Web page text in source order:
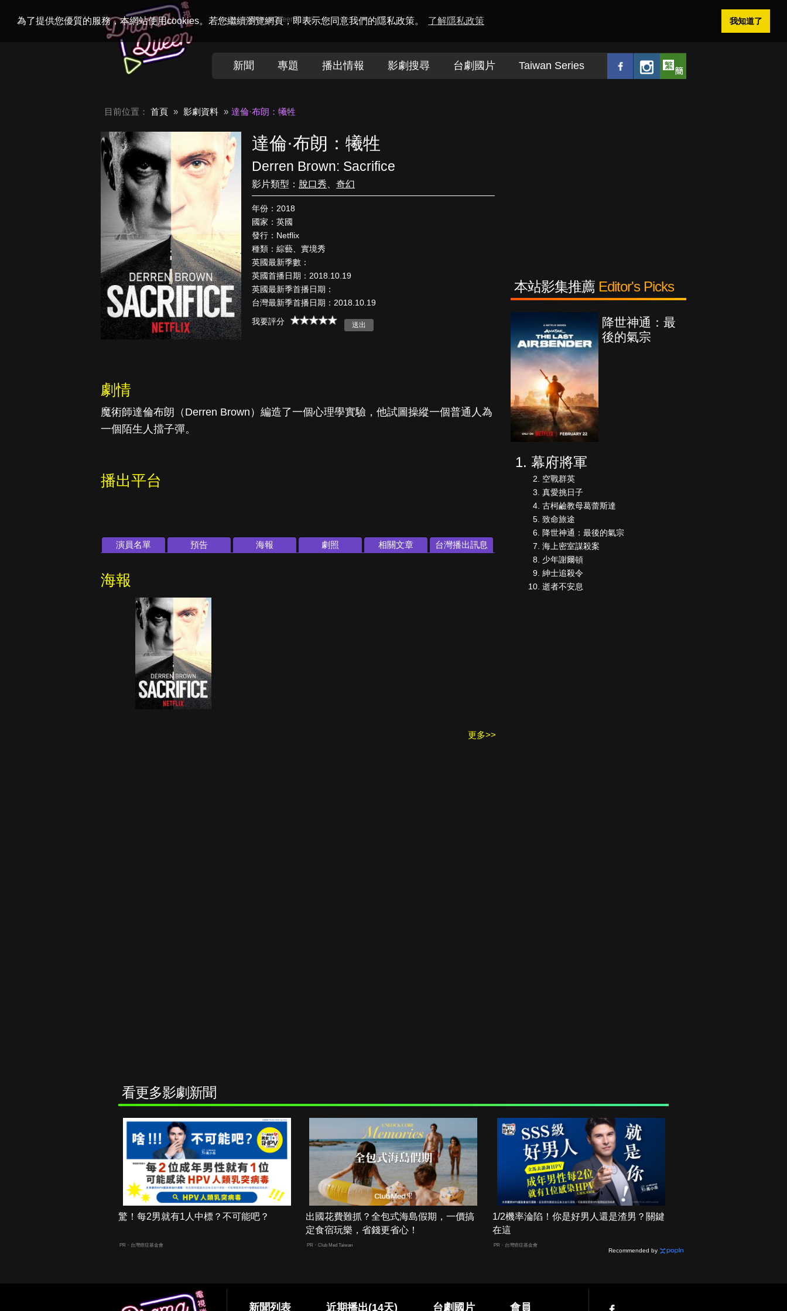
為了提供您優質的服務，本網站使用cookies。若您繼續瀏覽網頁，即表示您同意我們的隱私政策。 了解隱私政策 我知道了
Welcome toDramaQueen電視迷
新聞 專題 播出情報 影劇搜尋 台劇國片 Taiwan Series
目前位置： 首頁 影劇資料 達倫·布朗：犧牲
達倫·布朗：犧牲
Derren Brown: Sacrifice
影片類型： 脫口秀 奇幻
年份：2018
國家：英國
發行：Netflix
種類：綜藝、實境秀
英國最新季數：
英國首播日期：2018.10.19
英國最新季首播日期：
台灣最新季首播日期：2018.10.19
我要評分
劇情
魔術師達倫布朗（Derren Brown）編造了一個心理學實驗，他試圖操縱一個普通人為
一個陌生人擋子彈。
播出平台
演員名單 預告 海報 劇照 相關文章 台灣播出訊息
海報
更多>>
本站影集推薦 Editor's Picks
真愛挑日子
古柯鹼教母葛
降世神通：最
後的氣宗
幕府將軍
空戰群英
真愛挑日子
古柯鹼教母葛蕾斯達
致命旅途
降世神通：最後的氣宗
海上密室謀殺案
少年謝爾頓
紳士追殺令
逝者不安息
看更多影劇新聞
驚！每2男就有1人中標？不可能吧？
PR・台灣癌症基金會
出國花費難抓？全包式海島假期，一價搞
定食宿玩樂，省錢更省心！
PR・Club Med Taiwan
1/2機率淪陷！你是好男人還是渣男？關鍵
在這
PR・台灣癌症基金會
Recommended by
新聞列表 近期播出(14天) 台劇國片 會員